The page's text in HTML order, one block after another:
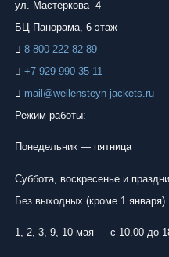
ул. Мастеркова 4
БЦ Панорама, 6 этаж
8-800-222-82-89
+7 929 990-35-11
mail@wellensteyn-jackets.ru
Режим работы:
Понедельник —
Суббота, воскресенье и
Без выходных (кроме 1 января)
1, 2, 3, 9, 10 мая — с 10.00 до